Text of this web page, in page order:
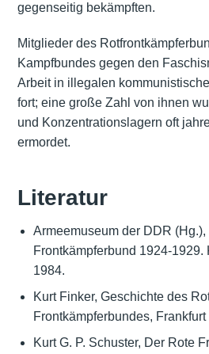
gegenseitig bekämpften.
Mitglieder des
Kampfbundes gegen den
Arbeit in illegalen
fort; eine große Zahl von ihnen
und Konzentrationslagern oft
ermordet.
Literatur
Armeemuseum der DDR (Hg.),
Frontkämpferbund 1924-1929.
1984.
Kurt Finker, Geschichte des
Frontkämpferbundes,
Kurt G. P. Schuster, Der Rote